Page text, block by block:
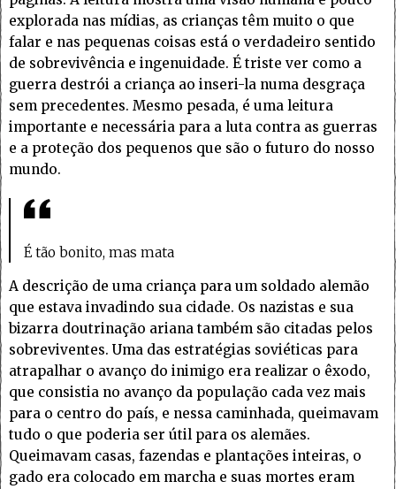
explorada nas mídias, as crianças têm muito o que
falar e nas pequenas coisas está o verdadeiro sentido
de sobrevivência e ingenuidade. É triste ver como a
guerra destrói a criança ao inseri-la numa desgraça
sem precedentes. Mesmo pesada, é uma leitura
importante e necessária para a luta contra as guerras
e a proteção dos pequenos que são o futuro do nosso
mundo.
É tão bonito, mas mata
A descrição de uma criança para um soldado alemão
que estava invadindo sua cidade. Os nazistas e sua
bizarra doutrinação ariana também são citadas pelos
sobreviventes. Uma das estratégias soviéticas para
atrapalhar o avanço do inimigo era realizar o êxodo,
que consistia no avanço da população cada vez mais
para o centro do país, e nessa caminhada, queimavam
tudo o que poderia ser útil para os alemães.
Queimavam casas, fazendas e plantações inteiras, o
gado era colocado em marcha e suas mortes eram